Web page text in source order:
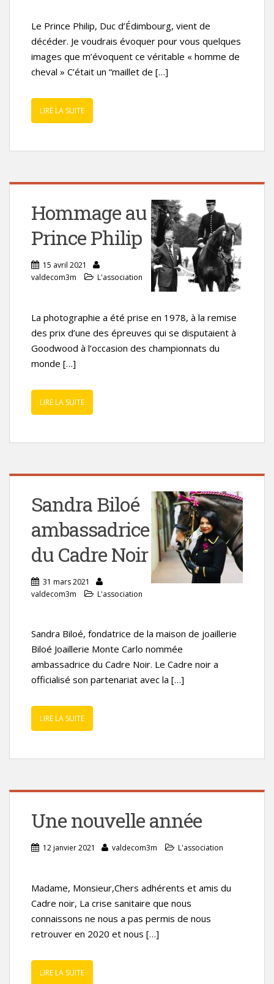
Le Prince Philip, Duc d’Édimbourg, vient de
décéder. Je voudrais évoquer pour vous quelques
images que m’évoquent ce véritable « homme de
cheval » C’était un “maillet de […]
LIRE LA SUITE
Hommage au
Prince Philip
15 avril 2021
valdecom3m
L'association
La photographie a été prise en 1978, à la remise
des prix d’une des épreuves qui se disputaient à
Goodwood à l’occasion des championnats du
monde […]
LIRE LA SUITE
Sandra Biloé
ambassadrice
du Cadre Noir
31 mars 2021
valdecom3m
L'association
Sandra Biloé, fondatrice de la maison de joaillerie
Biloé Joaillerie Monte Carlo nommée
ambassadrice du Cadre Noir. Le Cadre noir a
officialisé son partenariat avec la […]
LIRE LA SUITE
Une nouvelle année
12 janvier 2021 valdecom3m L'association
Madame, Monsieur,Chers adhérents et amis du
Cadre noir, La crise sanitaire que nous
connaissons ne nous a pas permis de nous
retrouver en 2020 et nous […]
LIRE LA SUITE